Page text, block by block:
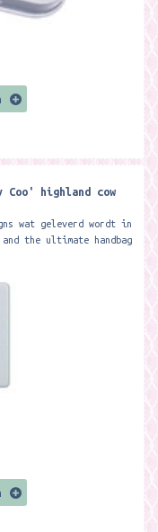
Coo' highland cow
wat geleverd wordt in
the ultimate handbag